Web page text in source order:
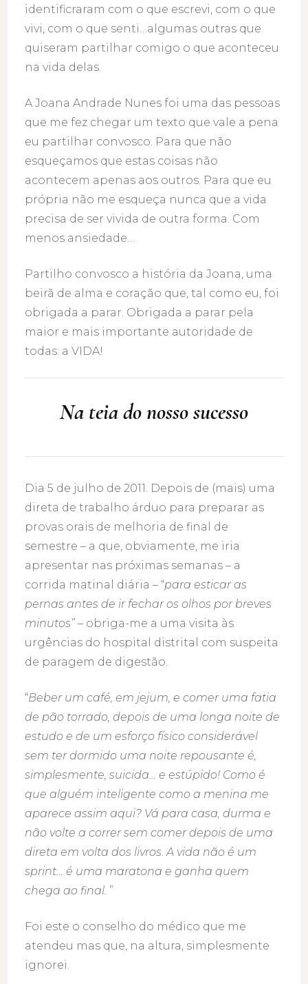
identificraram com o que escrevi, com o que
vivi, com o que senti…algumas outras que
quiseram partilhar comigo o que aconteceu
na vida delas.
A Joana Andrade Nunes foi uma das pessoas
que me fez chegar um texto que vale a pena
eu partilhar convosco. Para que não
esqueçamos que estas coisas não
acontecem apenas aos outros. Para que eu
própria não me esqueça nunca que a vida
precisa de ser vivida de outra forma. Com
menos ansiedade…
Partilho convosco a história da Joana, uma
beirã de alma e coração que, tal como eu, foi
obrigada a parar. Obrigada a parar pela
maior e mais importante autoridade de
todas: a VIDA!
Na teia do nosso sucesso
Dia 5 de julho de 2011. Depois de (mais) uma
direta de trabalho árduo para preparar as
provas orais de melhoria de final de
semestre – a que, obviamente, me iria
apresentar nas próximas semanas – a
corrida matinal diária – “para esticar as
pernas antes de ir fechar os olhos por breves
minutos”– obriga-me a uma visita às
urgências do hospital distrital com suspeita
de paragem de digestão.
“Beber um café, em jejum, e comer uma fatia
de pão torrado, depois de uma longa noite de
estudo e de um esforço físico considerável
sem ter dormido uma noite repousante é,
simplesmente, suicida… e estúpido! Como é
que alguém inteligente como a menina me
aparece assim aqui? Vá para casa, durma e
não volte a correr sem comer depois de uma
direta em volta dos livros. A vida não é um
sprint… é uma maratona e ganha quem
chega ao final. ”
Foi este o conselho do médico que me
atendeu mas que, na altura, simplesmente
ignorei.